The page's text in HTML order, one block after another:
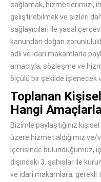
sağlamak, hizmetlerimizi,
geliştirebilmek ve sizleri
sağlayıcıları ile yasal
kanundan doğan
adli ve idari makamlarla
amacıyla, sözleşme ve
ölçülü bir şekilde işlenecek
Toplanan
Hangi
Bizimle paylaştığınız
üzere hizmet aldığımız
içerisinde bulunduğumuz,
dışındaki 3. şahıslar ile
ve idari makamlara, gerekli